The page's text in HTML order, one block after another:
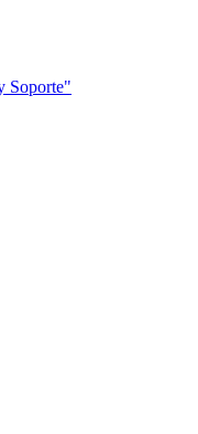
Soporte"